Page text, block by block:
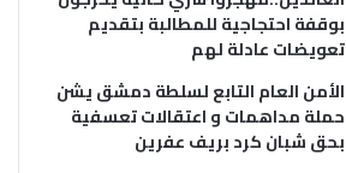
بوقفة احتجاجية للمطالبة بتقديم
تعويضات عادلة لهم
الأمن العام التابع لسلطة دمشق يشن
حملة مداهمات و اعتقالات تعسفية
بحق شبان كرد بريف عفرين